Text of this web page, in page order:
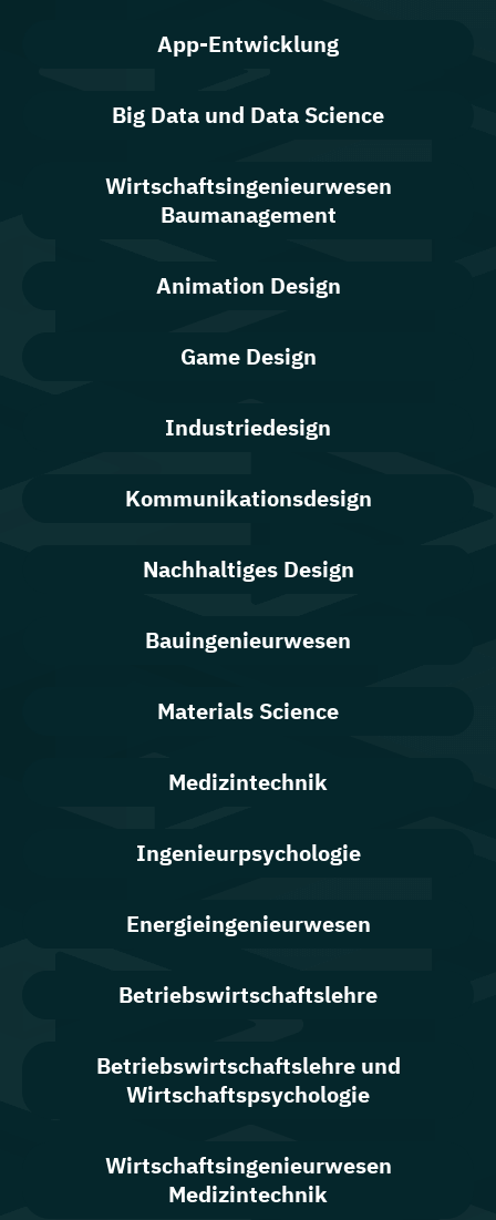
App-Entwicklung
Big Data und Data Science
Wirtschaftsingenieurwesen
Baumanagement
Animation Design
Game Design
Industriedesign
Kommunikationsdesign
Nachhaltiges Design
Bauingenieurwesen
Materials Science
Medizintechnik
Ingenieurpsychologie
Energieingenieurwesen
Betriebswirtschaftslehre
Betriebswirtschaftslehre und
Wirtschaftspsychologie
Wirtschafts­ingenieur­wesen
Medizintechnik